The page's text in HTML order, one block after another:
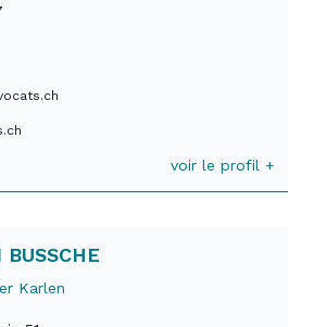
voir le profil +
Karlen